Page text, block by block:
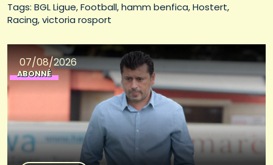
Tags: BGL Ligue Football hamm benfica Hostert
Racing victoria rosport
07/08/2026
ABONNÉ